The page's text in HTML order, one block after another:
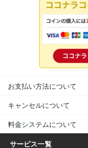
お支払い方法について
キャンセルについて
料金システムについて